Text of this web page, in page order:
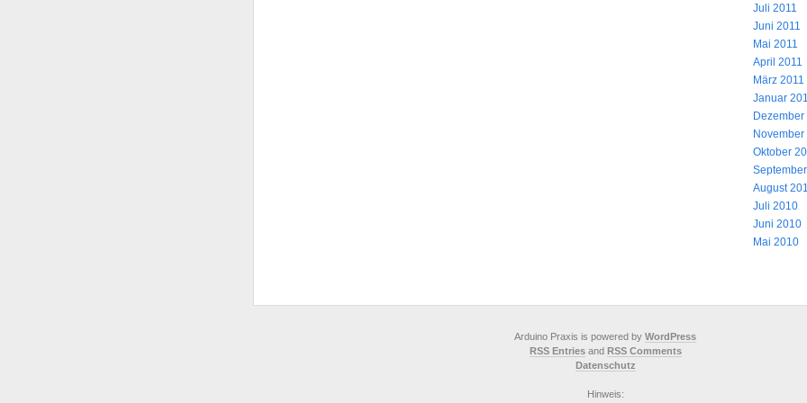
Juli 2011
Juni 2011
Mai 2011
April 2011
März 2011
Januar
Oktober
August
Juli 2010
Juni 2010
Mai 2010
Arduino Praxis is powered by WordPress
RSS Entriesand RSS Comments
Datenschutz
Hinweis: